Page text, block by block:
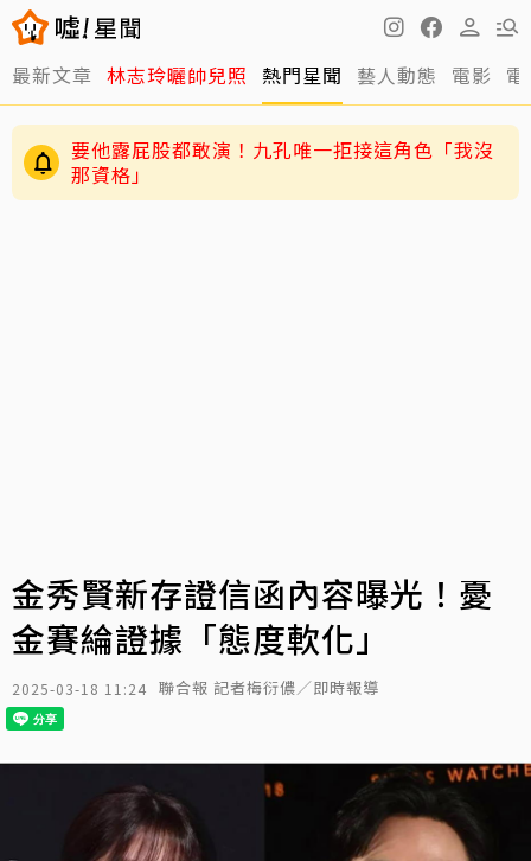
最新文章 林志玲曬帥兒照 熱門星聞 藝人動態 電影
要他露屁股都敢演！九孔唯一拒接這角色「我沒
那資格」
金秀賢新存證信函內容曝光！憂
金賽綸證據「態度軟化」
2025-03-18 11:24 聯合報 記者梅衍儂／即時報導